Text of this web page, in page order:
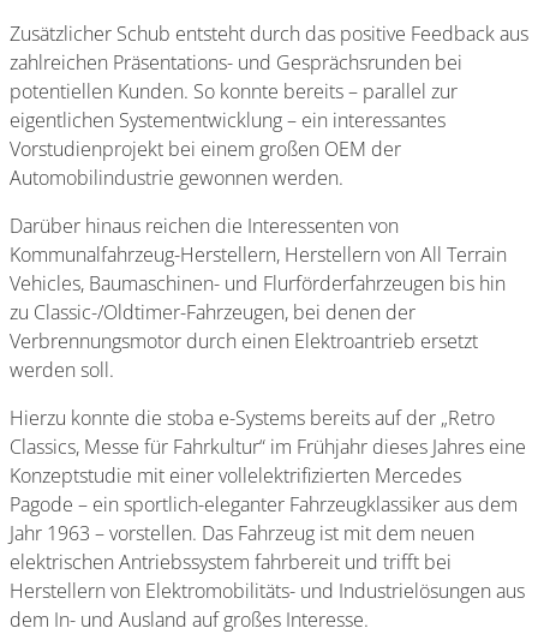
Zusätzlicher Schub entsteht durch das positive Feedback aus
zahlreichen Präsentations- und Gesprächsrunden bei
potentiellen Kunden. So konnte bereits – parallel zur
eigentlichen Systementwicklung – ein interessantes
Vorstudienprojekt bei einem großen OEM der
Automobilindustrie gewonnen werden.
Darüber hinaus reichen die Interessenten von
Kommunalfahrzeug-Herstellern, Herstellern von All Terrain
Vehicles, Baumaschinen- und Flurförderfahrzeugen bis hin
zu Classic-/Oldtimer-Fahrzeugen, bei denen der
Verbrennungsmotor durch einen Elektroantrieb ersetzt
werden soll.
Hierzu konnte die stoba e-Systems bereits auf der „Retro
Classics, Messe für Fahrkultur“ im Frühjahr dieses Jahres eine
Konzeptstudie mit einer vollelektrifizierten Mercedes
Pagode – ein sportlich-eleganter Fahrzeugklassiker aus dem
Jahr 1963 – vorstellen. Das Fahrzeug ist mit dem neuen
elektrischen Antriebssystem fahrbereit und trifft bei
Herstellern von Elektromobilitäts- und Industrielösungen aus
dem In- und Ausland auf großes Interesse.